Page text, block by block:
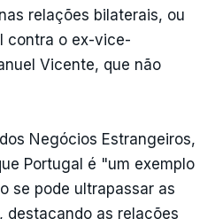
relações bilaterais, ou
contra o ex-vice-
Vicente, que não
Negócios Estrangeiros,
Portugal é "um exemplo
se pode ultrapassar as
destacando as relações